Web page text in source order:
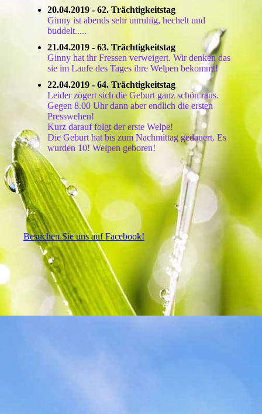
20.04.2019 - 62. Trächtigkeitstag
Ginny ist abends sehr unruhig, hechelt und
buddelt.....
21.04.2019 - 63. Trächtigkeitstag
Ginny hat ihr Fressen verweigert. Wir denken das
sie im Laufe des Tages ihre Welpen bekommt!
22.04.2019 - 64. Trächtigkeitstag
Leider zögert sich die Geburt ganz schön raus.
Gegen 8.00 Uhr dann aber endlich die ersten
Presswehen!
Kurz darauf folgt der erste Welpe!
Die Geburt hat bis zum Nachmittag gedauert. Es
wurden 10! Welpen geboren!
Besuchen Sie uns auf Facebook!